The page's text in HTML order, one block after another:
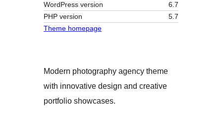
WordPress version
6.7
PHP version
5.7
Theme homepage
Modern photography agency theme
with innovative design and creative
portfolio showcases.